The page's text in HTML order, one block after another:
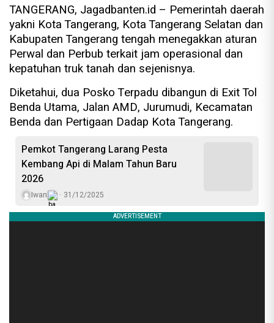
TANGERANG, Jagadbanten.id – Pemerintah daerah
yakni Kota Tangerang, Kota Tangerang Selatan dan
Kabupaten Tangerang tengah menegakkan aturan
Perwal dan Perbub terkait jam operasional dan
kepatuhan truk tanah dan sejenisnya.
Diketahui, dua Posko Terpadu dibangun di Exit Tol
Benda Utama, Jalan AMD, Jurumudi, Kecamatan
Benda dan Pertigaan Dadap Kota Tangerang.
Pemkot Tangerang Larang Pesta
Kembang Api di Malam Tahun Baru
2026
Iwan 31/12/2025